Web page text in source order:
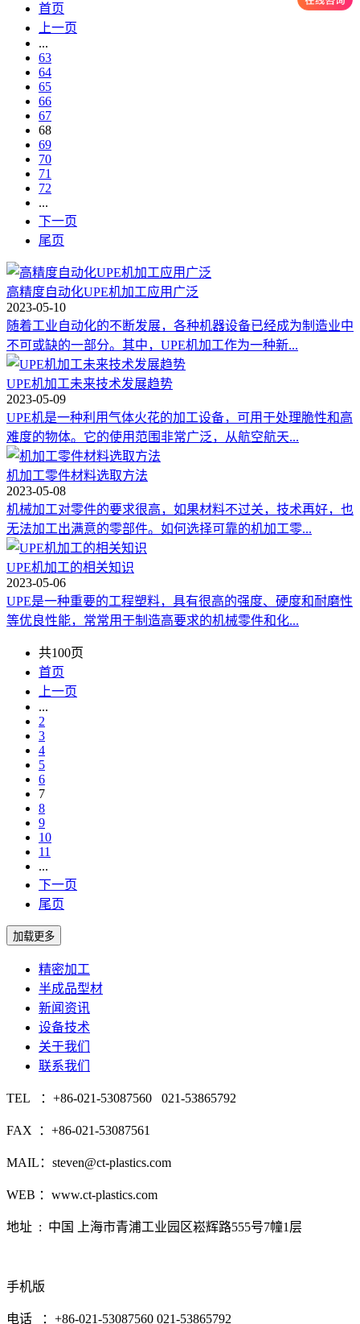
首页
上一页
...
63
64
65
66
67
68
69
70
71
72
...
下一页
尾页
高精度自动化UPE机加工应用广泛
2023-05-10
随着工业自动化的不断发展，各种机器设备已经成为制造业中
不可或缺的一部分。其中，UPE机加工作为一种新...
UPE机加工未来技术发展趋势
2023-05-09
UPE机是一种利用气体火花的加工设备，可用于处理脆性和高
难度的物体。它的使用范围非常广泛，从航空航天...
机加工零件材料选取方法
2023-05-08
机械加工对零件的要求很高，如果材料不过关，技术再好，也
无法加工出满意的零部件。如何选择可靠的机加工零...
UPE机加工的相关知识
2023-05-06
UPE是一种重要的工程塑料，具有很高的强度、硬度和耐磨性
等优良性能，常常用于制造高要求的机械零件和化...
共100页
首页
上一页
...
2
3
4
5
6
7
8
9
10
11
...
下一页
尾页
精密加工
半成品型材
新闻资讯
设备技术
关于我们
联系我们
TEL ：+86-021-53087560 021-53865792
FAX ：+86-021-53087561
MAIL：steven@ct-plastics.com
WEB ：www.ct-plastics.com
地址 : 中国 上海市青浦工业园区崧辉路555号7幢1层
手机版
电话 ：+86-021-53087560 021-53865792